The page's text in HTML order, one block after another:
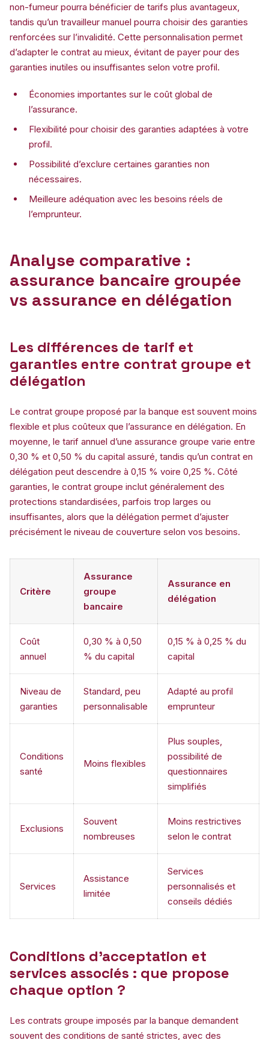
non-fumeur pourra bénéficier de tarifs plus avantageux,
tandis qu’un travailleur manuel pourra choisir des garanties
renforcées sur l’invalidité. Cette personnalisation permet
d’adapter le contrat au mieux, évitant de payer pour des
garanties inutiles ou insuffisantes selon votre profil.
Économies importantes sur le coût global de
l’assurance.
Flexibilité pour choisir des garanties adaptées à votre
profil.
Possibilité d’exclure certaines garanties non
nécessaires.
Meilleure adéquation avec les besoins réels de
l’emprunteur.
Analyse comparative :
assurance bancaire groupée
vs assurance en délégation
Les différences de tarif et
garanties entre contrat groupe et
délégation
Le contrat groupe proposé par la banque est souvent moins
flexible et plus coûteux que l’assurance en délégation. En
moyenne, le tarif annuel d’une assurance groupe varie entre
0,30 % et 0,50 % du capital assuré, tandis qu’un contrat en
délégation peut descendre à 0,15 % voire 0,25 %. Côté
garanties, le contrat groupe inclut généralement des
protections standardisées, parfois trop larges ou
insuffisantes, alors que la délégation permet d’ajuster
précisément le niveau de couverture selon vos besoins.
Critère
Assurance
groupe
bancaire
Assurance en
délégation
Coût
annuel
0,30 % à 0,50
% du capital
0,15 % à 0,25 % du
capital
Niveau de
garanties
Standard, peu
personnalisable
Adapté au profil
emprunteur
Conditions
santé
Moins flexibles
Plus souples,
possibilité de
questionnaires
simplifiés
Exclusions
Souvent
nombreuses
Moins restrictives
selon le contrat
Services
Assistance
limitée
Services
personnalisés et
conseils dédiés
Conditions d’acceptation et
services associés : que propose
chaque option ?
Les contrats groupe imposés par la banque demandent
souvent des conditions de santé strictes, avec des